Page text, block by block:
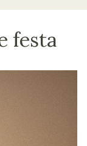
festa